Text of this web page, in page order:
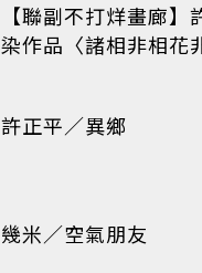
【聯副不打烊畫廊】
染作品〈諸相非相花
許正平／異鄉
幾米／空氣朋友